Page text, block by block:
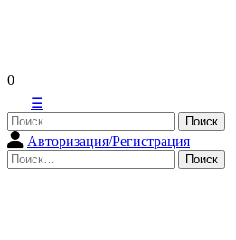
0
☰
Найти:
Авторизация/Регистрация
Найти: